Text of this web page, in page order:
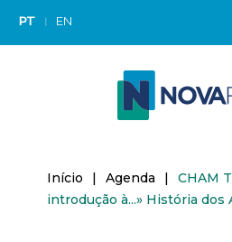
PT EN
Início | Agenda |
CHAM
introdução à...» História dos